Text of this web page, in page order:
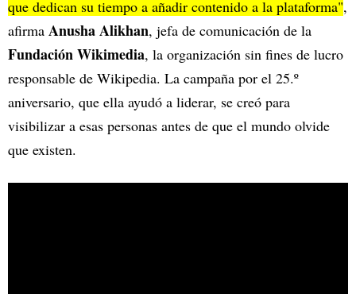
que dedican su tiempo a añadir contenido a la plataforma",
afirma Anusha Alikhan, jefa de comunicación de la
Fundación Wikimedia, la organización sin fines de lucro
responsable de Wikipedia. La campaña por el 25.º
aniversario, que ella ayudó a liderar, se creó para
visibilizar a esas personas antes de que el mundo olvide
que existen.